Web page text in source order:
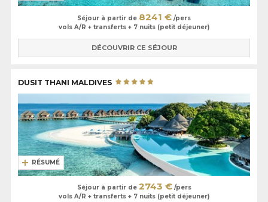
Séjour à partir de 8241 € /pers
vols A/R + transferts + 7 nuits (petit déjeuner)
DÉCOUVRIR CE SÉJOUR
DUSIT THANI MALDIVES
RÉSUMÉ
Séjour à partir de 2743 €/pers
vols A/R + transferts + 7 nuits (petit déjeuner)